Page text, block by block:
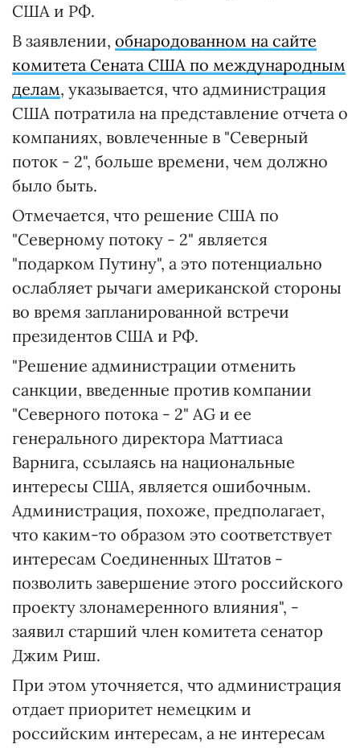
США и РФ.
В заявлении, обнародованном на сайте
комитета Сената США по международным
делам, указывается, что администрация
США потратила на представление отчета о
компаниях, вовлеченные в "Северный
поток - 2", больше времени, чем должно
было быть.
Отмечается, что решение США по
"Северному потоку - 2" является
"подарком Путину", а это потенциально
ослабляет рычаги американской стороны
во время запланированной встречи
президентов США и РФ.
"Решение администрации отменить
санкции, введенные против компании
"Северного потока - 2" AG и ее
генерального директора Маттиаса
Варнига, ссылаясь на национальные
интересы США, является ошибочным.
Администрация, похоже, предполагает,
что каким-то образом это соответствует
интересам Соединенных Штатов -
позволить завершение этого российского
проекту злонамеренного влияния", -
заявил старший член комитета сенатор
Джим Риш.
При этом уточняется, что администрация
отдает приоритет немецким и
российским интересам, а не интересам